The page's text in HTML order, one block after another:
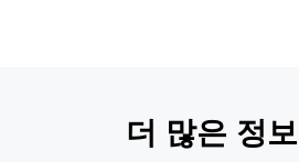
더 많은 정